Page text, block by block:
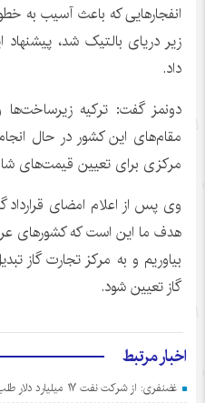
انفجارهایی که باعث آسیب به
زیر دریای بالتیک شد،
داد.
دونمز گفت: ترکیه زیرساخت‌ها
مقام‌های این کشور در حال
مرکزی برای تعیین قیمت‌های
هدف ما این است که کشورهای
بیاوریم و به مرکز تجارت گاز
گاز تعیین شود.
اخبار مرتبط
غضنفری: از شرکت نفت ۱۷ میلیارد دلار طلب داریم